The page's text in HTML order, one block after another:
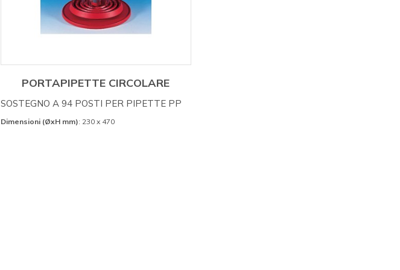
PORTAPIPETTE CIRCOLARE
SOSTEGNO A 94 POSTI PER PIPETTE PP
Dimensioni (ØxH mm): 230 x 470